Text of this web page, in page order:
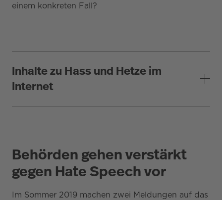
einem konkreten Fall?
Inhalte zu Hass und Hetze im
Internet
Behörden gehen verstärkt
gegen Hate Speech vor
Im Sommer 2019 machen zwei Meldungen auf das